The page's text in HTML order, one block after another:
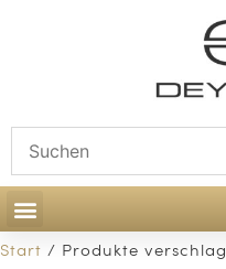
Start / Produkte